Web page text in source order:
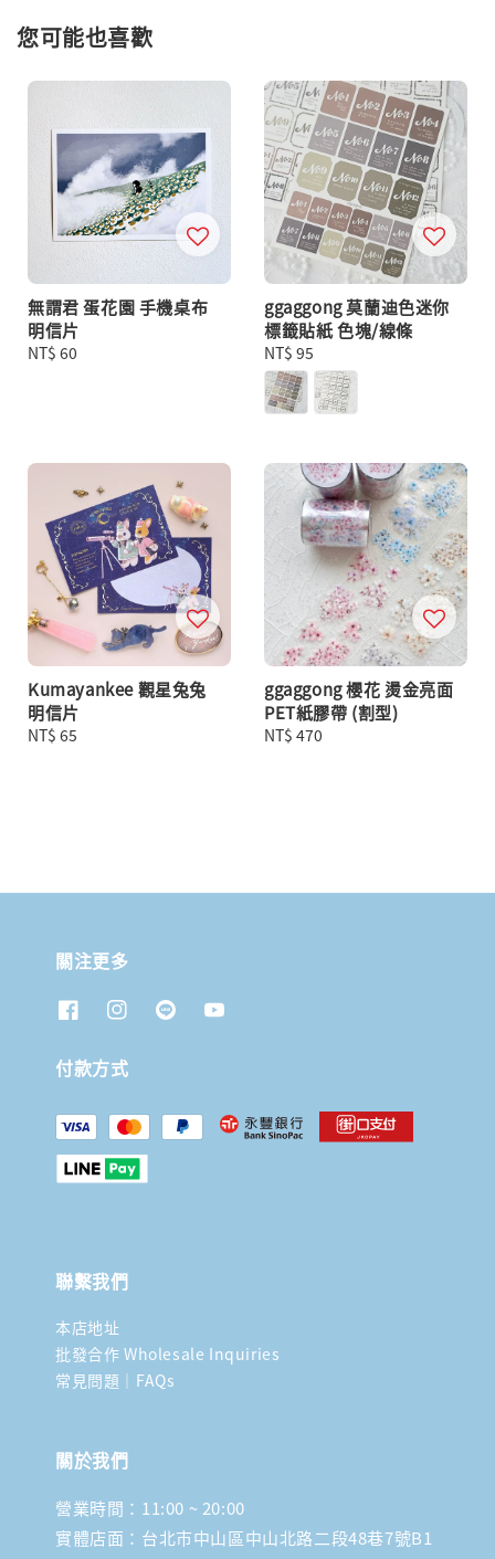
您可能也喜歡
無謂君 蛋花園 手機桌布
明信片
Regular
NT$ 60
ggaggong 莫蘭迪色迷你
標籤貼紙 色塊/線條
Regular
price
NT$ 95
Kumayankee 觀星兔兔
明信片
Regular
NT$ 65
ggaggong 櫻花 燙金亮面
PET紙膠帶 (割型)
Regular
NT$ 470
關注更多
付款方式
聯繫我們
本店地址
批發合作 Wholesale Inquiries
常見問題｜FAQs
關於我們
營業時間：11:00 ~ 20:00
實體店面：台北市中山區中山北路二段48巷7號B1